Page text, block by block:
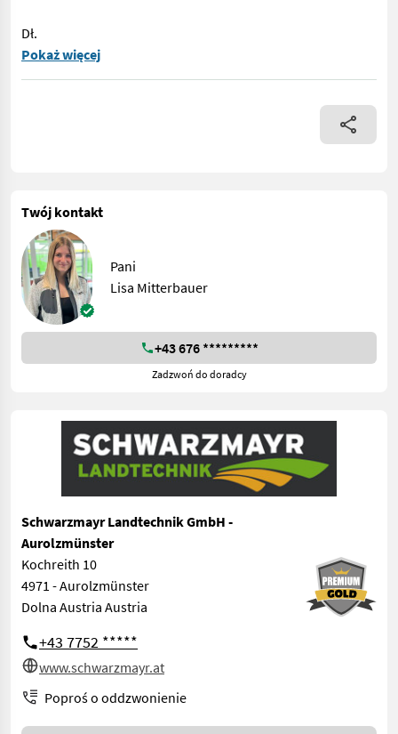
Dł.
Nr katalogowy: 72123 Wciągarka linowa - o sile uciągu 6 ton -
Pokaż więcej
Twój kontakt
Pani
Lisa Mitterbauer
+43 676 *********
Zadzwoń do doradcy
Schwarzmayr Landtechnik GmbH -
Aurolzmünster
Kochreith 10
4971 - Aurolzmünster
Dolna Austria Austria
+43 7752 *****
www.schwarzmayr.at
Poproś o oddzwonienie